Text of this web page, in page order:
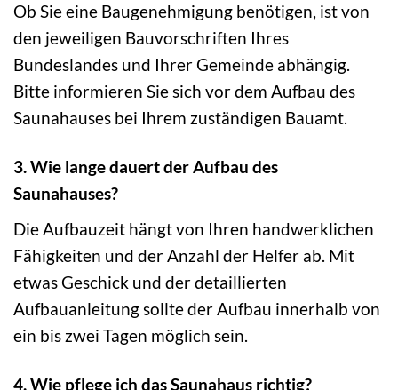
Ob Sie eine Baugenehmigung benötigen, ist von
den jeweiligen Bauvorschriften Ihres
Bundeslandes und Ihrer Gemeinde abhängig.
Bitte informieren Sie sich vor dem Aufbau des
Saunahauses bei Ihrem zuständigen Bauamt.
3. Wie lange dauert der Aufbau des
Saunahauses?
Die Aufbauzeit hängt von Ihren handwerklichen
Fähigkeiten und der Anzahl der Helfer ab. Mit
etwas Geschick und der detaillierten
Aufbauanleitung sollte der Aufbau innerhalb von
ein bis zwei Tagen möglich sein.
4. Wie pflege ich das Saunahaus richtig?